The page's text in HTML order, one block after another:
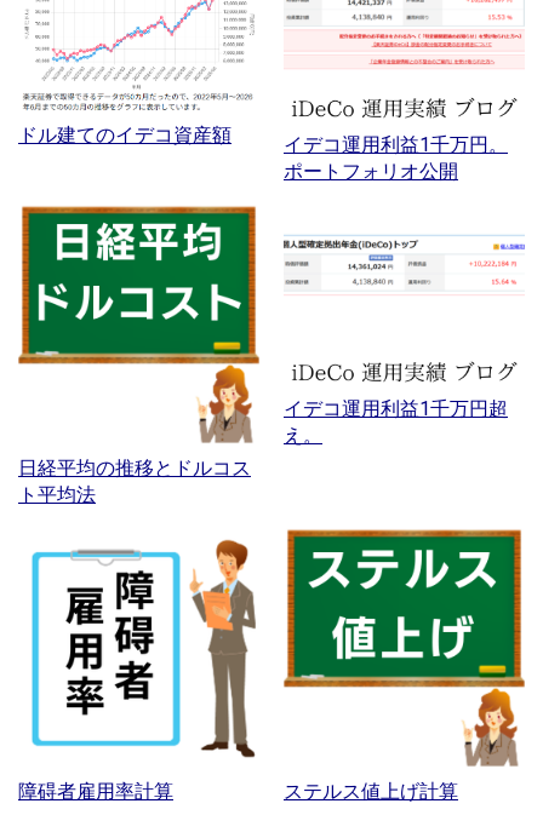
ドル建てのイデコ資産額
イデコ運用利益1千万円。
ポートフォリオ公開
日経平均の推移とドルコス
ト平均法
イデコ運用利益1千万円超
え。
障碍者雇用率計算 ステルス値上げ計算